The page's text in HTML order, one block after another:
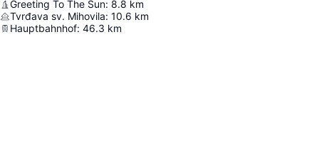
Greeting To The Sun: 8.8 km
Tvrđava sv. Mihovila: 10.6 km
Hauptbahnhof: 46.3 km